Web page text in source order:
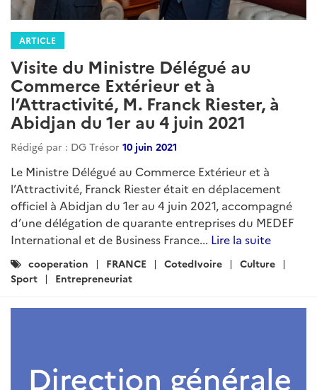
ARTICLE
Visite du Ministre Délégué au
Commerce Extérieur et à
l’Attractivité, M. Franck Riester, à
Abidjan du 1er au 4 juin 2021
Rédigé par : DG Trésor 10 juin 2021
Le Ministre Délégué au Commerce Extérieur et à
l’Attractivité, Franck Riester était en déplacement
officiel à Abidjan du 1er au 4 juin 2021, accompagné
d’une délégation de quarante entreprises du MEDEF
International et de Business France... Lire la suite
Catégories
:
cooperation FRANCE CotedIvoire
Culture
Sport
Entrepreneuriat